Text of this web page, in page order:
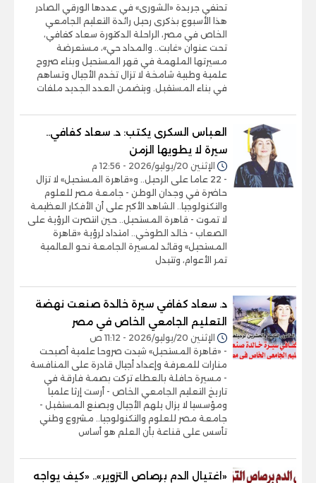
تحتفي جريدة «الشورى» في عددها الورقي الصادر
هذا الأسبوع بذكرى رحيل رائدة التعليم الجامعي
الخاص في مصر، الراحلة الدكتورة سعاد كفافي،
تحت عنوان «غابت.. والمداد حي»، مستعرضة
مسيرتها الملهمة في قهر المستحيل وبناء صروح
علمية وطبية شامخة لا تزال تخدم الأجيال وتساهم
في بناء المستقبل. ويتضمن العدد الجديد ملفات
العباس السكرى يكتب: د. سعاد كفافي..
سيرة لا يطويها الزمن
الإثنين 20/يوليو/2026 - 12:56 م
- 22 عاما على الرحيل.. و«قاهرة المستحيل» لا تزال
حاضرة في وجدان الوطن - جامعة مصر للعلوم
والتكنولوجيا.. الشاهد الأكبر على أن الأفكار العظيمة
لا تموت - قاهرة المستحيل.. حين انتصرت الرؤية على
الصعاب - خالد الطوخي.. امتداد لرؤية «قاهرة
المستحيل» وقائد لمسيرة الجامعة نحو العالمية
تمر الأعوام، وتتبدل
د. سعاد كفافي سيرة خالدة صنعت نهضة
التعليم الجامعي الخاص في مصر
الإثنين 20/يوليو/2026 - 11:12 ص
- «قاهرة المستحيل» شيدت صروحا علمية أصبحت
منارات للمعرفة وإعداد أجيال قادرة على المنافسة
- مسيرة حافلة بالعطاء تركت بصمة فارقة في
تاريخ التعليم الجامعي الخاص - أرست إرثا علميا
ومؤسسيا لا يزال يلهم الأجيال ويصنع المستقبل -
جامعة مصر للعلوم والتكنولوجيا.. مشروع وطني
تأسس على قناعة بأن العلم هو أساس
«اغتيال الدم برصاص التزوير».. «كيف يواجه